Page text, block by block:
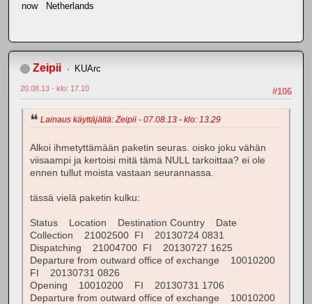
now Netherlands
Zeipii KUArc
#106
20.08.13 - klo: 17.10
Lainaus käyttäjältä: Zeipii - 07.08.13 - klo: 13.29
Alkoi ihmetyttämään paketin seuras. oisko joku vähän
viisaampi ja kertoisi mitä tämä NULL tarkoittaa? ei ole
ennen tullut moista vastaan seurannassa.
tässä vielä paketin kulku:
Status Location Destination Country Date
Collection 21002500 FI 20130724 0831
Dispatching 21004700 FI 20130727 1625
Departure from outward office of exchange 10010200
FI 20130731 0826
Opening 10010200 FI 20130731 1706
Departure from outward office of exchange 10010200